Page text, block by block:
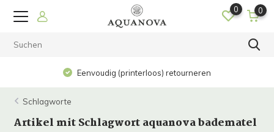
0 0
Eenvoudig (printerloos) retourneren
Schlagworte
Artikel mit Schlagwort aquanova badematel